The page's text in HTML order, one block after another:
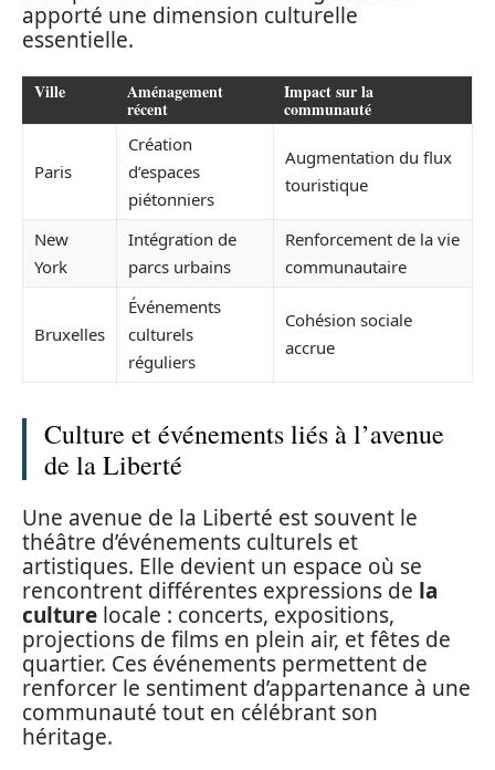
apporté une dimension culturelle
essentielle.
Ville Aménagement
récent
Impact sur la
communauté
Paris
Création
d’espaces
piétonniers
Augmentation du flux
touristique
New
York
Intégration de
parcs urbains
Renforcement de la vie
communautaire
Bruxelles
Événements
culturels
réguliers
Cohésion sociale
accrue
Culture et événements liés à l’avenue
de la Liberté
Une avenue de la Liberté est souvent le
théâtre d’événements culturels et
artistiques. Elle devient un espace où se
rencontrent différentes expressions de la
culture locale : concerts, expositions,
projections de films en plein air, et fêtes de
quartier. Ces événements permettent de
renforcer le sentiment d’appartenance à une
communauté tout en célébrant son
héritage.